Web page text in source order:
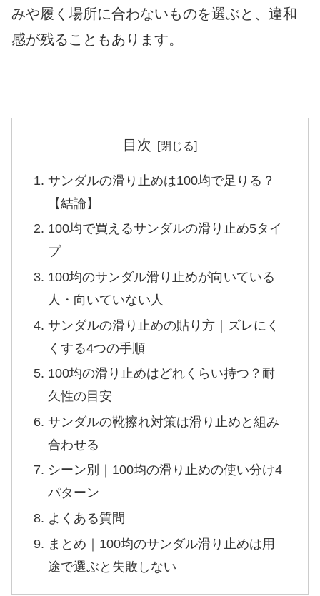
みや履く場所に合わないものを選ぶと、違和
感が残ることもあります。
目次
サンダルの滑り止めは100均で足りる？
【結論】
100均で買えるサンダルの滑り止め5タイ
プ
100均のサンダル滑り止めが向いている
人・向いていない人
サンダルの滑り止めの貼り方｜ズレにく
くする4つの手順
100均の滑り止めはどれくらい持つ？耐
久性の目安
サンダルの靴擦れ対策は滑り止めと組み
合わせる
シーン別｜100均の滑り止めの使い分け4
パターン
よくある質問
まとめ｜100均のサンダル滑り止めは用
途で選ぶと失敗しない